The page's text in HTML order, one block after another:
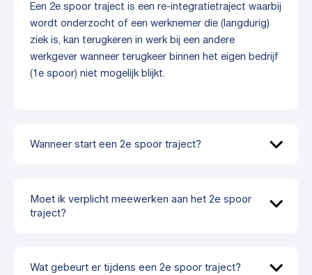
Een 2e spoor traject is een re-integratietraject waarbij
wordt onderzocht of een werknemer die (langdurig)
ziek is, kan terugkeren in werk bij een andere
werkgever wanneer terugkeer binnen het eigen bedrijf
(1e spoor) niet mogelijk blijkt.
Wanneer start een 2e spoor traject?
Moet ik verplicht meewerken aan het 2e spoor
traject?
Wat gebeurt er tijdens een 2e spoor traject?